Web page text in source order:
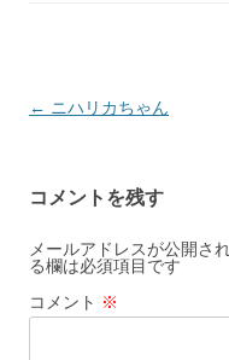
投
ビ
ゲ
ー
シ
← ニハリカちゃん
コメントを残す
メールアドレスが公開さ
る欄は必須項目です
コメント ※